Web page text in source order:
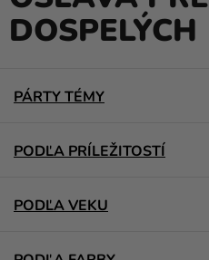
a
balóny
Párty
a
Karnevalové
DOSPELÝCH
PÁRTY TÉMY
PODĽA PRÍLEŽITOSTÍ
PODĽA VEKU